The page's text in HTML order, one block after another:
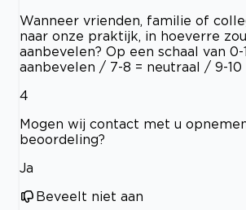
Wanneer vrienden, familie of
naar onze praktijk, in hoeverre
aanbevelen? Op een schaal van
aanbevelen / 7-8 = neutraal / 9-10
4
Mogen wij contact met u
beoordeling?
Ja
Beveelt niet aan